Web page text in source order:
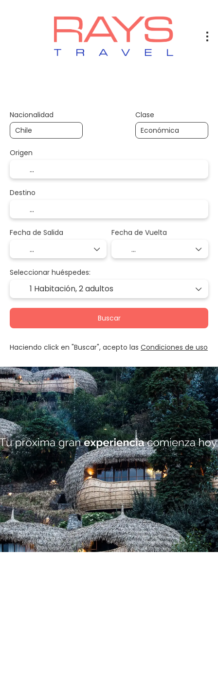
Nacionalidad Clase
Origen
Destino
Fecha de Salida Fecha de Vuelta
Seleccionar huéspedes:
1 Habitación,2 adultos
Buscar
Haciendo click en "Buscar", acepto las Condiciones de uso